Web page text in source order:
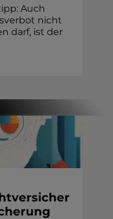
Auch
nicht
darf, ist der